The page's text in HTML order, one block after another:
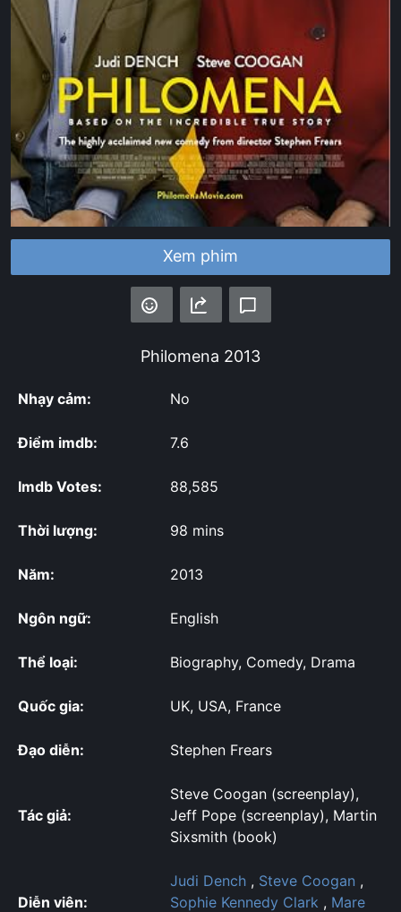
Xem phim
Philomena 2013
Nhạy cảm: No
Điểm imdb: 7.6
Imdb Votes: 88,585
Thời lượng: 98 mins
Năm: 2013
Ngôn ngữ: English
Thể loại: Biography, Comedy, Drama
Quốc gia: UK, USA, France
Đạo diễn: Stephen Frears
Tác giả:
Steve Coogan (screenplay),
Jeff Pope (screenplay), Martin
Sixsmith (book)
Diễn viên:
Judi Dench , Steve Coogan ,
Sophie Kennedy Clark , Mare